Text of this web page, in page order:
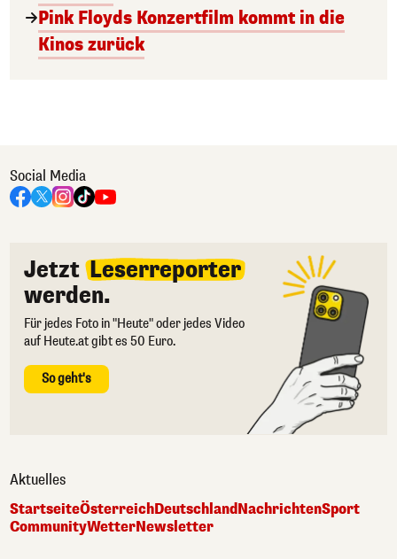
Pink Floyds Konzertfilm kommt in die
Kinos zurück
Social Media
Jetzt Leserreporter
werden.
Für jedes Foto in "Heute" oder jedes Video
auf Heute.at gibt es 50 Euro.
So geht's
Aktuelles
StartseiteÖsterreichDeutschlandNachrichtenSport
CommunityWetterNewsletter